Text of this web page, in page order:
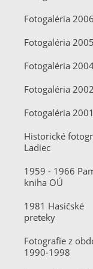
Fotogaléria 2006
Fotogaléria 2005
Fotogaléria
Fotogaléria 2002
Fotogaléria 2001
Historické
Ladiec
1959 - 1966
kniha OÚ
1981 Hasičské
preteky
Fotografie z
1990-1998